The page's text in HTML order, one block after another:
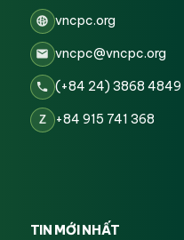
vncpc.org
vncpc@vncpc.org
(+84 24) 3868 4849
Z +84 915 741 368
TIN MỚI NHẤT